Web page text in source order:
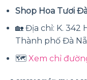
Shop Hoa Tươi
🏡 Địa chỉ: K. 342
Thành phố Đà
🗺️Xem chỉ